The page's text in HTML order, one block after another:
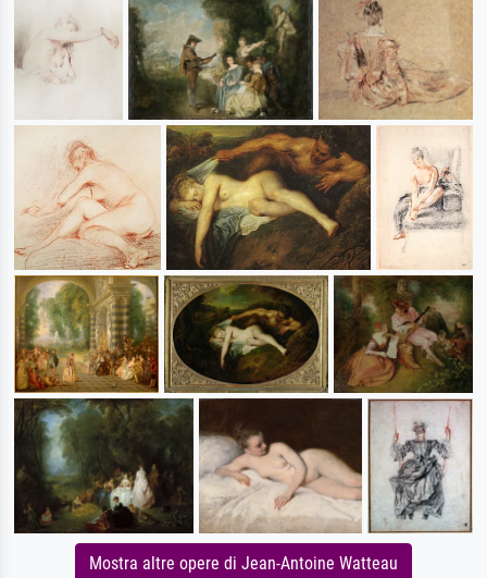
Mostra altre opere di Jean-Antoine Watteau